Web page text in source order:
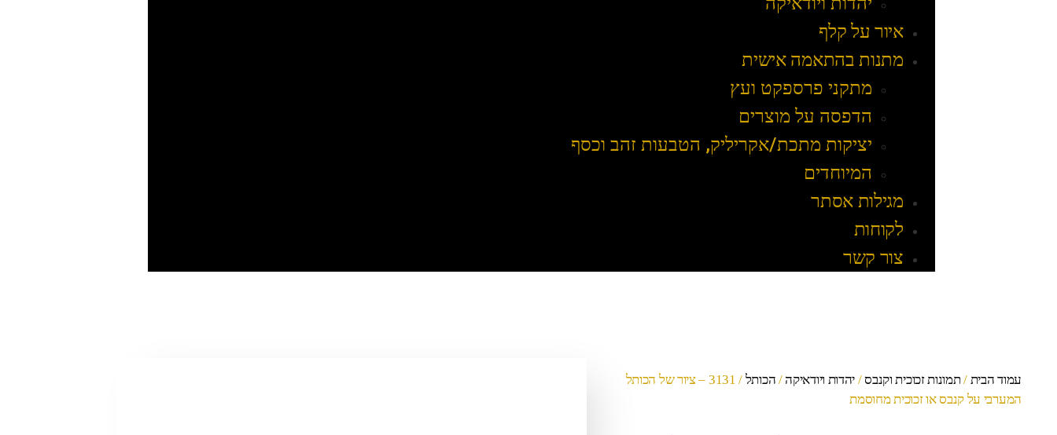
איור על קלף
מתנות בהתאמה אישית
מתקני פרספקט ועץ
הדפסה על מוצרים
יציקות מתכת/אקריליק, הטבעות זהב וכסף
המיוחדים
מגילות אסתר
לקוחות
צור קשר
עמוד הבית /תמונות זכוכית וקנבס/ יהדות ויודאיקה / הכותל
/ 3131 – ציור של הכותל
המערבי על קנבס או זכוכית מחוסמת